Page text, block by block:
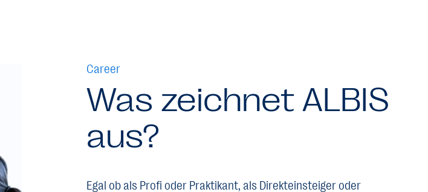
Career
Was zeichnet ALBIS
aus?
Egal ob als Profi oder Praktikant, als Direkteinsteiger oder